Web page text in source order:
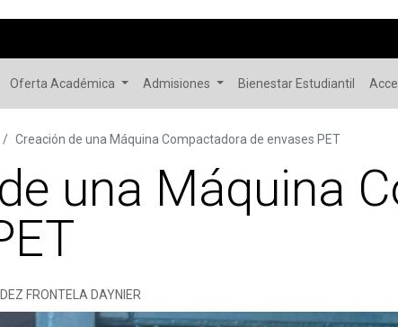
Oferta Académica Admisiones Bienestar Estudiantil
Creación de una Máquina Compactadora de envases PET
una Máquina
FRONTELA DAYNIER